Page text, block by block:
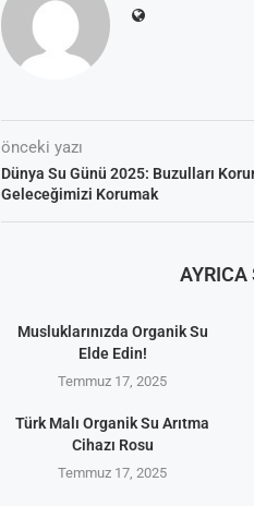
önceki yazı
Dünya Su Günü 2025: Buzulları
Geleceğimizi Korumak
AYRICA
Musluklarınızda Organik Su
Elde Edin!
Temmuz 17, 2025
Türk Malı Organik Su Arıtma
Cihazı Rosu
Temmuz 17, 2025